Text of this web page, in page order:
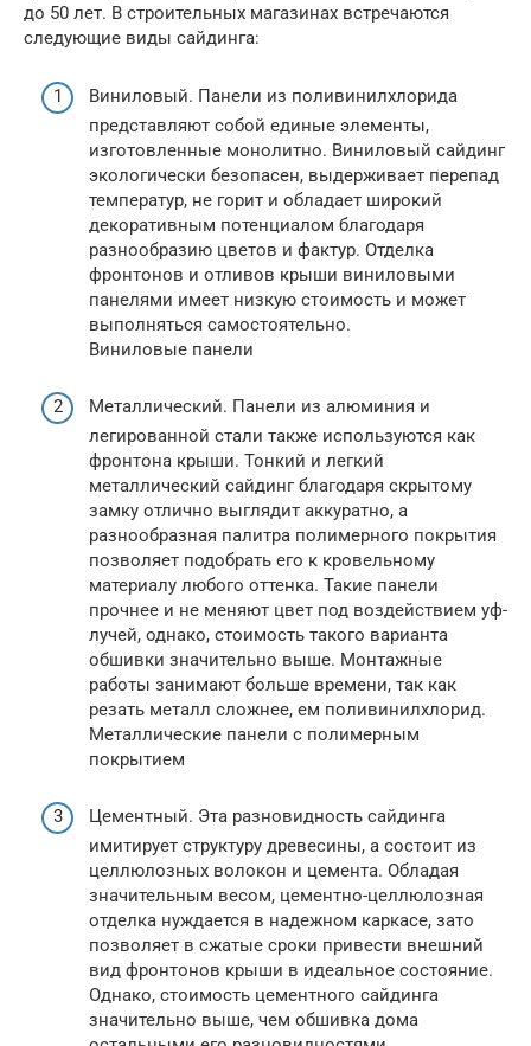
до 50 лет. В строительных магазинах встречаются
следующие виды сайдинга:
Виниловый. Панели из поливинилхлорида
представляют собой единые элементы,
изготовленные монолитно. Виниловый сайдинг
экологически безопасен, выдерживает перепад
температур, не горит и обладает широкий
декоративным потенциалом благодаря
разнообразию цветов и фактур. Отделка
фронтонов и отливов крыши виниловыми
панелями имеет низкую стоимость и может
выполняться самостоятельно.
Виниловые панели
Металлический. Панели из алюминия и
легированной стали также используются как
фронтона крыши. Тонкий и легкий
металлический сайдинг благодаря скрытому
замку отлично выглядит аккуратно, а
разнообразная палитра полимерного покрытия
позволяет подобрать его к кровельному
материалу любого оттенка. Такие панели
прочнее и не меняют цвет под воздействием уф-
лучей, однако, стоимость такого варианта
обшивки значительно выше. Монтажные
работы занимают больше времени, так как
резать металл сложнее, ем поливинилхлорид.
Металлические панели с полимерным
покрытием
Цементный. Эта разновидность сайдинга
имитирует структуру древесины, а состоит из
целлюлозных волокон и цемента. Обладая
значительным весом, цементно-целлюлозная
отделка нуждается в надежном каркасе, зато
позволяет в сжатые сроки привести внешний
вид фронтонов крыши в идеальное состояние.
Однако, стоимость цементного сайдинга
значительно выше, чем обшивка дома